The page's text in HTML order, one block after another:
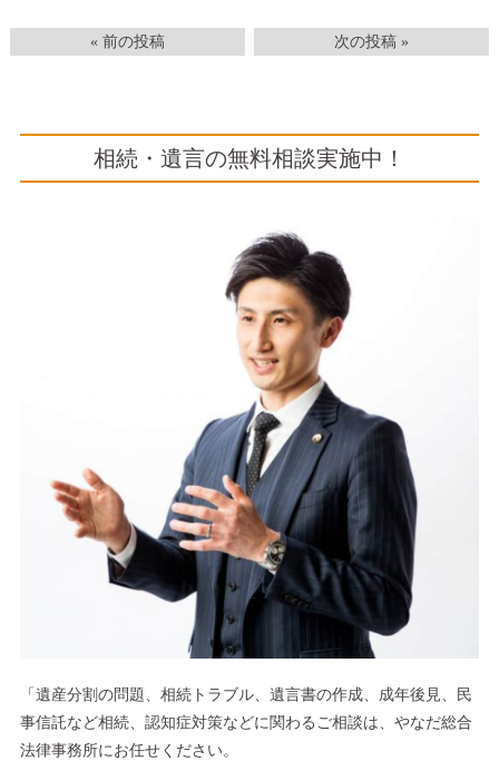
« 前の投稿 次の投稿 »
相続・遺言の無料相談実施中！
「遺産分割の問題、相続トラブル、遺言書の作成、成年後見、民
事信託など相続、認知症対策などに関わるご相談は、やなだ総合
法律事務所にお任せください。